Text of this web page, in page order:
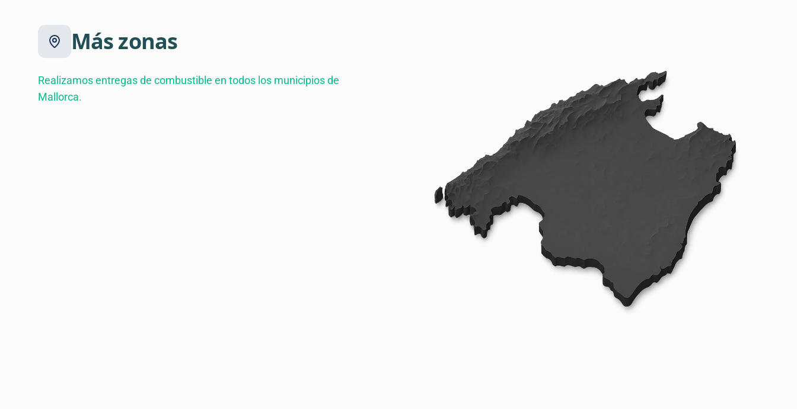
Más zonas
Realizamos entregas de combustible en todos los municipios de
Mallorca.